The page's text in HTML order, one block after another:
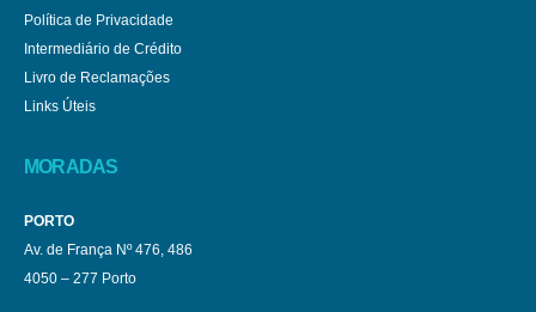
Política de Privacidade
Intermediário de Crédito
Livro de Reclamações
Links Úteis
MORADAS
PORTO
Av. de França Nº 476, 486
4050 – 277 Porto